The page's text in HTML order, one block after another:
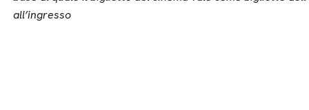
all’ingresso